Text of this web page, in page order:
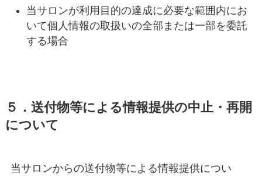
当サロンが利用目的の達成に必要な範囲内にお
いて個人情報の取扱いの全部または一部を委託
する場合
５．送付物等による情報提供の中止・再開
について
当サロンからの送付物等による情報提供につい